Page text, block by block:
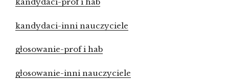
kandydaci-inni nauczyciele
głosowanie-prof i hab
głosowanie-inni nauczyciele